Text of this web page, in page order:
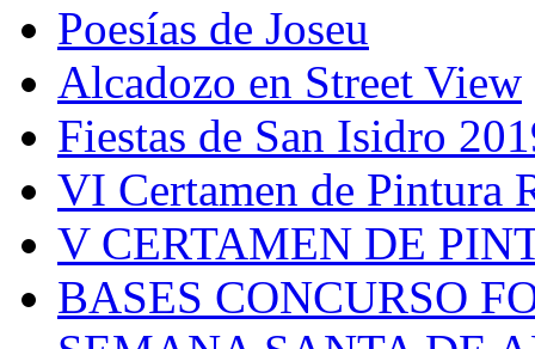
Poesías de Joseu
Alcadozo en Street View
Fiestas de San Isidro
VI Certamen de Pintura
V CERTAMEN DE
BASES CONCURSO